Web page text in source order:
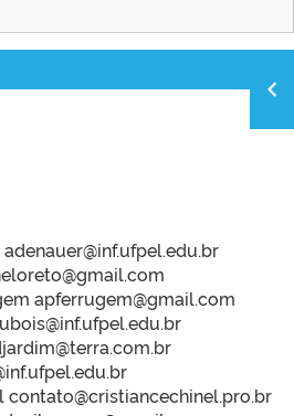
apferrugem@gmail.com
contato@cristiancechinel.pro.br